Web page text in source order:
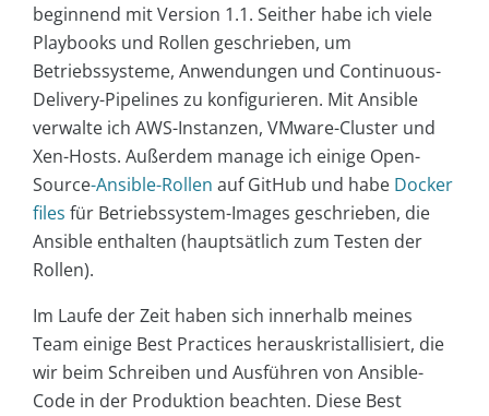
beginnend mit Version 1.1. Seither habe ich viele
Playbooks und Rollen geschrieben, um
Betriebssysteme, Anwendungen und Continuous-
Delivery-Pipelines zu konfigurieren. Mit Ansible
verwalte ich AWS-Instanzen, VMware-Cluster und
Xen-Hosts. Außerdem manage ich einige Open-
Source-Ansible-Rollen auf GitHub und habe Docker
files für Betriebssystem-Images geschrieben, die
Ansible enthalten (hauptsätlich zum Testen der
Rollen).
Im Laufe der Zeit haben sich innerhalb meines
Team einige Best Practices herauskristallisiert, die
wir beim Schreiben und Ausführen von Ansible-
Code in der Produktion beachten. Diese Best